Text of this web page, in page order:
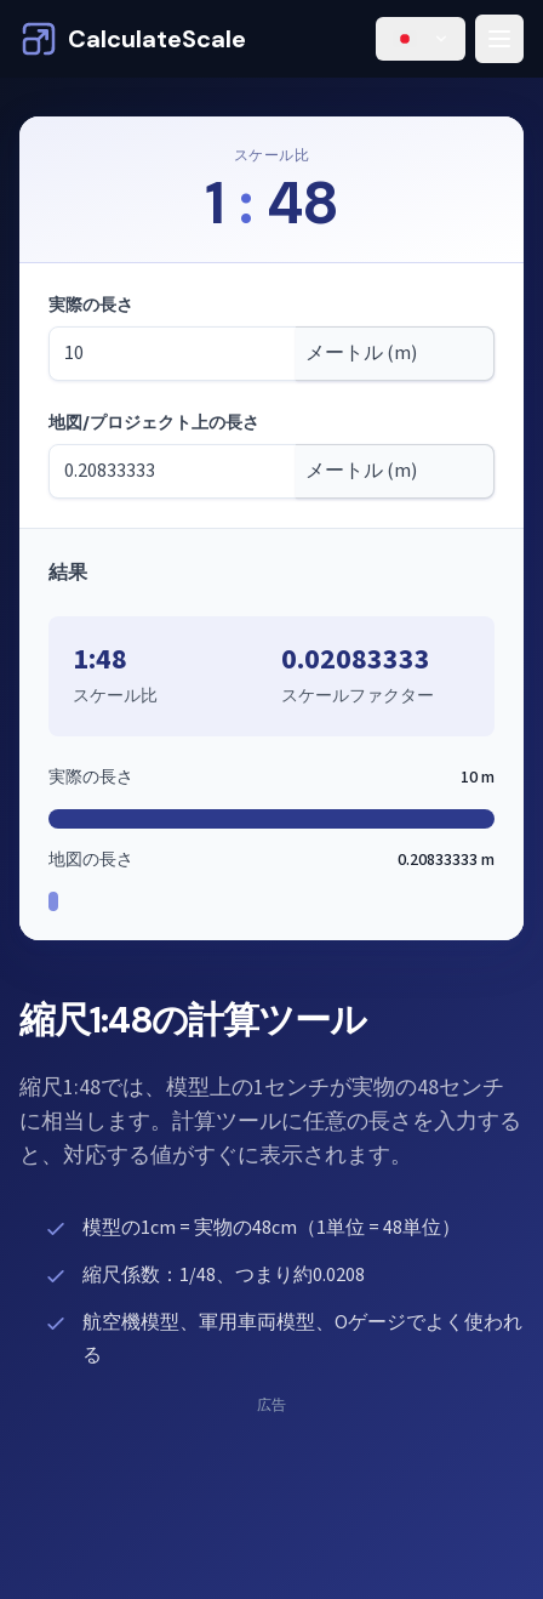
CalculateScale
縮尺1:48の計算ツール
縮尺1:48では、模型上の1センチが実物の48センチ
に相当します。計算ツールに任意の長さを入力する
と、対応する値がすぐに表示されます。
模型の1cm = 実物の48cm（1単位 = 48単位）
縮尺係数：1/48、つまり約0.0208
航空機模型、軍用車両模型、Oゲージでよく使われ
る
スケール比
1 : 48
モード：縮尺から長さを計算
実際の長さ
地図/プロジェクト上の長さ
結果
1:48
スケール比
0.02083333
スケールファクター
実際の長さ 10 m
地図の長さ 0.20833333 m
広告